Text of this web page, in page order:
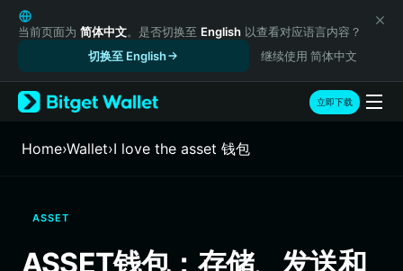
English
日本語
Русский
Español (Latinoamérica)
Türkçe
Italiano
繁體中文
Português (Portugal)
当前页面为 简体中文。是否切换至 English 以查看对应语言内容？
切换至 English
继续使用 简体中文
立即下载
Home›Wallet›I love the asset 钱包
ASSET
ASSET钱包：存储、发送和